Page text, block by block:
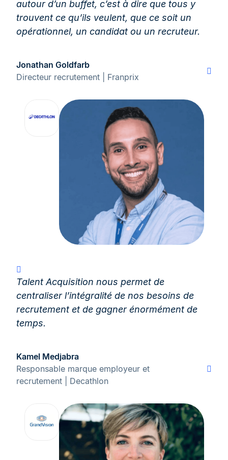
autour d’un buffet, c’est à dire que tous y
trouvent ce qu’ils veulent, que ce soit un
opérationnel, un candidat ou un recruteur.
Jonathan Goldfarb
Directeur recrutement | Franprix
Talent Acquisition nous permet de
centraliser l’intégralité de nos besoins de
recrutement et de gagner énormément de
temps.
Kamel Medjabra
Responsable marque employeur et
recrutement | Decathlon